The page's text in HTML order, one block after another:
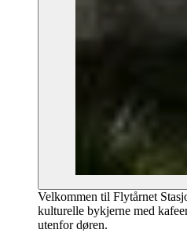
Velkommen til Flytårnet
kulturelle bykjerne med
utenfor døren.